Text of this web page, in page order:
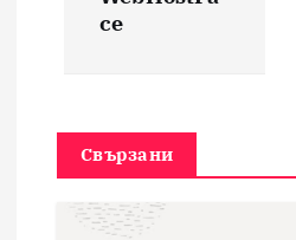
ц
и
ce
Свързани